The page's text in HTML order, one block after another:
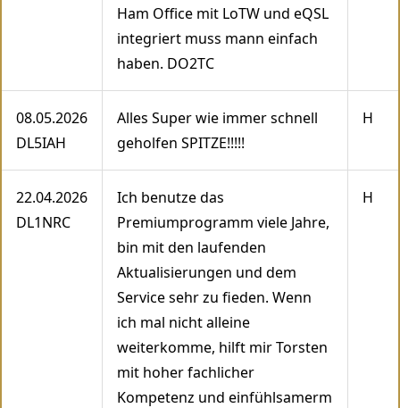
Ham Office mit LoTW und eQSL
integriert muss mann einfach
haben. DO2TC
08.05.2026
DL5IAH
Alles Super wie immer schnell
geholfen SPITZE!!!!!
H
22.04.2026
DL1NRC
Ich benutze das
Premiumprogramm viele Jahre,
bin mit den laufenden
Aktualisierungen und dem
Service sehr zu fieden. Wenn
ich mal nicht alleine
weiterkomme, hilft mir Torsten
mit hoher fachlicher
Kompetenz und einfühlsamerm
H